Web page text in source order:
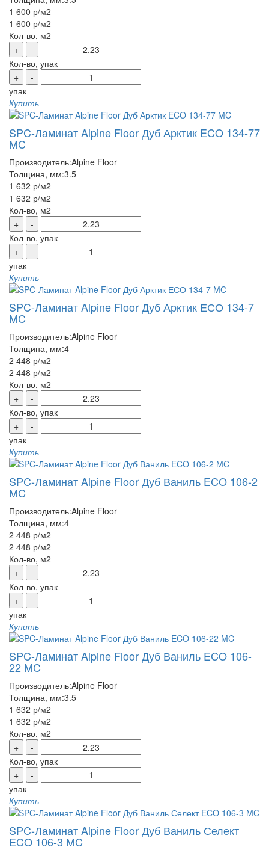
1 600 р/м2
1 600 р/м2
Кол-во, м2
+
-
Кол-во, упак
+
-
упак
Купить
SPC-Ламинат Alpine Floor Дуб Арктик ECO 134-77
MC
Производитель:Alpine Floor
Толщина, мм:3.5
1 632 р/м2
1 632 р/м2
Кол-во, м2
+
-
Кол-во, упак
+
-
упак
Купить
SPC-Ламинат Alpine Floor Дуб Арктик ЕСО 134-7
MC
Производитель:Alpine Floor
Толщина, мм:4
2 448 р/м2
2 448 р/м2
Кол-во, м2
+
-
Кол-во, упак
+
-
упак
Купить
SPC-Ламинат Alpine Floor Дуб Ваниль ECO 106-2
MC
Производитель:Alpine Floor
Толщина, мм:4
2 448 р/м2
2 448 р/м2
Кол-во, м2
+
-
Кол-во, упак
+
-
упак
Купить
SPC-Ламинат Alpine Floor Дуб Ваниль ECO 106-
22 MC
Производитель:Alpine Floor
Толщина, мм:3.5
1 632 р/м2
1 632 р/м2
Кол-во, м2
+
-
Кол-во, упак
+
-
упак
Купить
SPC-Ламинат Alpine Floor Дуб Ваниль Селект
ECO 106-3 MC